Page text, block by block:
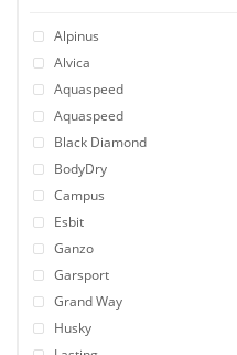
Alpinus
Alvica
Aquaspeed
Aquaspeed
Black Diamond
BodyDry
Campus
Esbit
Ganzo
Garsport
Grand Way
Husky